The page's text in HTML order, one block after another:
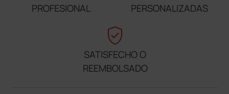
PROFESIONAL
PERSONALIZADAS
verified_user
SATISFECHO O
REEMBOLSADO